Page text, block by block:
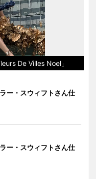
De Villes Noel」
ー・スウィフトさん仕
ー・スウィフトさん仕